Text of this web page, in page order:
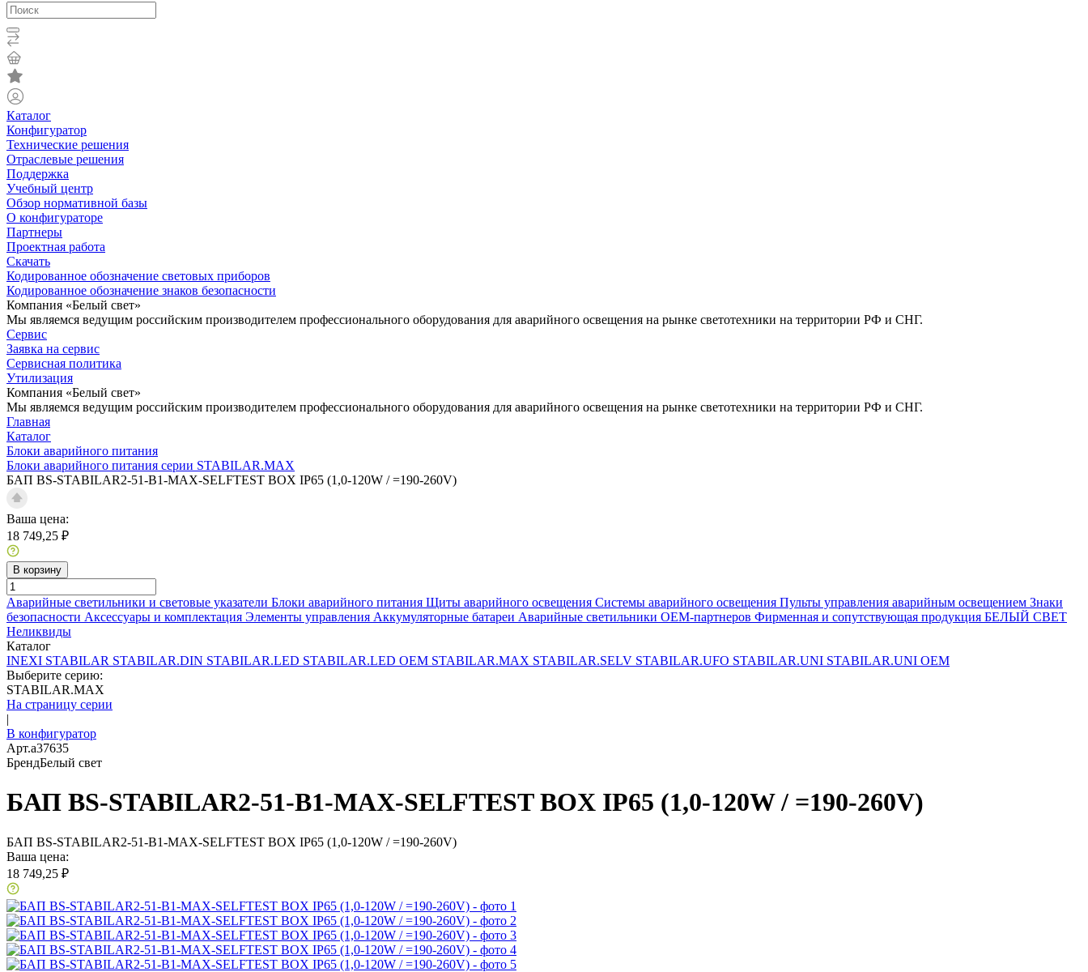
Каталог
Конфигуратор
Технические решения
Отраслевые решения
Поддержка
Учебный центр
Обзор нормативной базы
О конфигураторе
Партнеры
Проектная работа
Скачать
Кодированное обозначение световых приборов
Кодированное обозначение знаков безопасности
Компания «Белый свет»
Мы являемся ведущим российским производителем профессионального оборудования для аварийного освещения на рынке светотехники на территории РФ и СНГ.
Сервис
Заявка на сервис
Сервисная политика
Утилизация
Компания «Белый свет»
Мы являемся ведущим российским производителем профессионального оборудования для аварийного освещения на рынке светотехники на территории РФ и СНГ.
Главная
Каталог
Блоки аварийного питания
Блоки аварийного питания серии STABILAR.MAX
БАП BS-STABILAR2-51-B1-MAX-SELFTEST BOX IP65 (1,0-120W / =190-260V)
Ваша цена:
18 749,25 ₽
В корзину
Аварийные светильники и световые указатели Блоки аварийного питания Щиты аварийного освещения Системы аварийного освещения Пульты управления аварийным освещением Знаки
безопасности Аксессуары и комплектация Элементы управления Аккумуляторные батареи Аварийные светильники ОЕМ-партнеров Фирменная и сопутствующая продукция БЕЛЫЙ СВЕТ
Неликвиды
Каталог
INEXI STABILAR STABILAR.DIN STABILAR.LED STABILAR.LED OEM STABILAR.MAX STABILAR.SELV STABILAR.UFO STABILAR.UNI STABILAR.UNI OEM
Выберите серию:
STABILAR.MAX
На страницу серии
|
В конфигуратор
Арт.a37635
БрендБелый свет
БАП BS-STABILAR2-51-B1-MAX-SELFTEST BOX IP65 (1,0-120W / =190-260V)
БАП BS-STABILAR2-51-B1-MAX-SELFTEST BOX IP65 (1,0-120W / =190-260V)
Ваша цена:
18 749,25 ₽